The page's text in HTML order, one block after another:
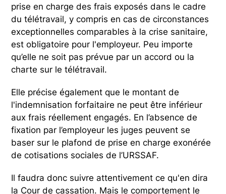
prise en charge des frais exposés dans le cadre
du télétravail, y compris en cas de circonstances
exceptionnelles comparables à la crise sanitaire,
est obligatoire pour l'employeur. Peu importe
qu’elle ne soit pas prévue par un accord ou la
charte sur le télétravail.
Elle précise également que le montant de
l'indemnisation forfaitaire ne peut être inférieur
aux frais réellement engagés. En l’absence de
fixation par l’employeur les juges peuvent se
baser sur le plafond de prise en charge exonérée
de cotisations sociales de l’URSSAF.
Il faudra donc suivre attentivement ce qu'en dira
la Cour de cassation. Mais le comportement le